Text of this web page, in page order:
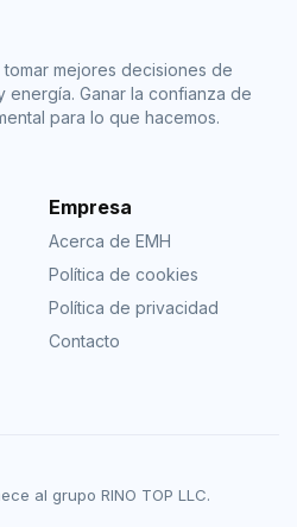
mejores decisiones de
energía. Ganar la confianza de
para lo que hacemos.
Empresa
Acerca de EMH
Política de cookies
Política de privacidad
Contacto
al grupo RINO TOP LLC.